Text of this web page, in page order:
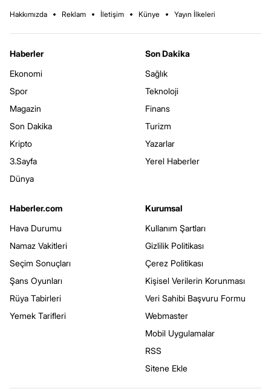
Hakkımızda Reklam İletişim Künye Yayın İlkeleri
Haberler
Ekonomi
Spor
Magazin
Son Dakika
Kripto
3.Sayfa
Dünya
Son Dakika
Sağlık
Teknoloji
Finans
Turizm
Yazarlar
Yerel Haberler
Haberler.com
Hava Durumu
Namaz Vakitleri
Seçim Sonuçları
Şans Oyunları
Rüya Tabirleri
Yemek Tarifleri
Kurumsal
Kullanım Şartları
Gizlilik Politikası
Çerez Politikası
Kişisel Verilerin Korunması
Veri Sahibi Başvuru Formu
Webmaster
Mobil Uygulamalar
RSS
Sitene Ekle